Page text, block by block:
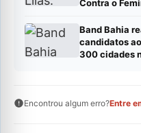
Contra o
Band Bahia
candidatos
300 cidades
Encontrou algum erro?Entre